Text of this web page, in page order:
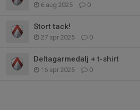
6 aug 2025 0
Stort tack!
27 apr 2025 0
Deltagarmedalj + t-shirt
16 apr 2025 0